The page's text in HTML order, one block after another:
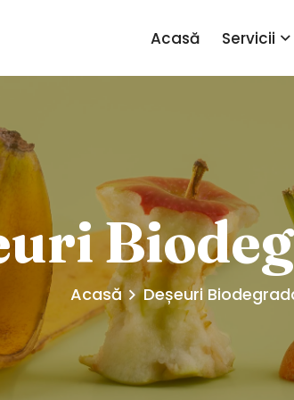
Acasă Servicii
Acasă Deșeuri